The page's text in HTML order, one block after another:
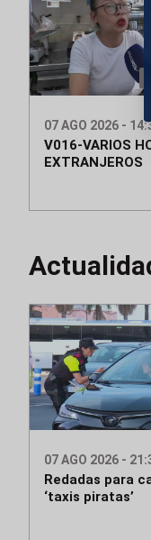
07 AGO 2026 -
V016-VARIOS
EXTRANJEROS
07 AGO 2026 -
Redadas para
‘taxis piratas’